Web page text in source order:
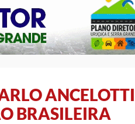
BRASILEIRA